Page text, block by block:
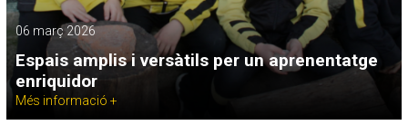
06 març 2026
Espais amplis i versàtils per un aprenentatge
enriquidor
Més informació +